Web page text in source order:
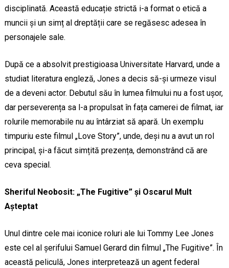
disciplinată. Această educație strictă i-a format o etică a
muncii și un simț al dreptății care se regăsesc adesea în
personajele sale.
După ce a absolvit prestigioasa Universitate Harvard, unde a
studiat literatura engleză, Jones a decis să-și urmeze visul
de a deveni actor. Debutul său în lumea filmului nu a fost ușor,
dar perseverența sa l-a propulsat în fața camerei de filmat, iar
rolurile memorabile nu au întârziat să apară. Un exemplu
timpuriu este filmul „Love Story”, unde, deși nu a avut un rol
principal, și-a făcut simțită prezența, demonstrând că are
ceva special.
Sheriful Neobosit: „The Fugitive” și Oscarul Mult
Așteptat
Unul dintre cele mai iconice roluri ale lui Tommy Lee Jones
este cel al șerifului Samuel Gerard din filmul „The Fugitive”. În
această peliculă, Jones interpretează un agent federal